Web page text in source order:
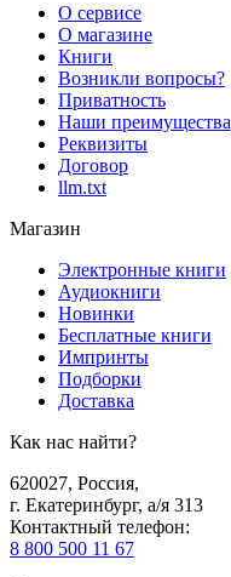
О сервисе
О магазине
Книги
Возникли вопросы?
Приватность
Наши преимущества
Реквизиты
Договор
llm.txt
Магазин
Электронные книги
Аудиокниги
Новинки
Бесплатные книги
Импринты
Подборки
Доставка
Как нас найти?
620027, Россия,
г. Екатеринбург, а/я 313
Контактный телефон:
8 800 500 11 67